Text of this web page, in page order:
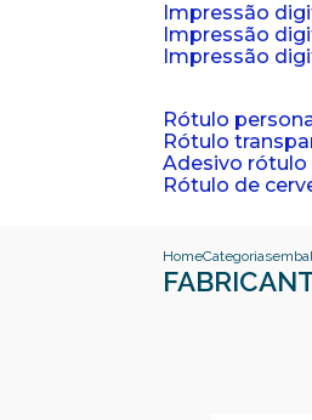
impressão
impressão
impressão
rótulo
rótulo
adesivo
rótulo de
HomeCategorias